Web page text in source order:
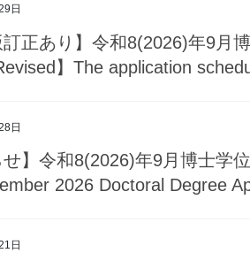
日
訂正あり】令和8(2026)年9月
】The application
日
せ】令和8(2026)年9月博士学
2026 Doctoral Degree
日